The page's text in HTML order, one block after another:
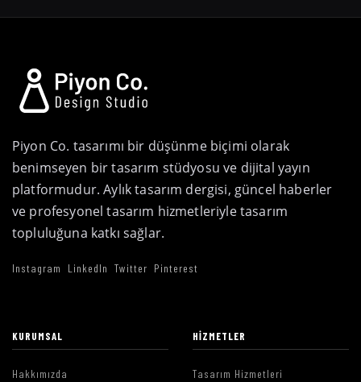
Piyon Co. tasarımı bir düşünme biçimi olarak
benimseyen bir tasarım stüdyosu ve dijital yayın
platformudur. Aylık tasarım dergisi, güncel haberler
ve profesyonel tasarım hizmetleriyle tasarım
topluluğuna katkı sağlar.
Instagram LinkedIn Twitter Pinterest
KURUMSAL
Hakkımızda
HIZMETLER
Tasarım Hizmetleri